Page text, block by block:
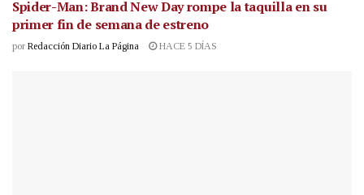
Spider-Man: Brand New Day rompe la taquilla en su
primer fin de semana de estreno
por Redacción Diario La Página HACE 5 DÍAS